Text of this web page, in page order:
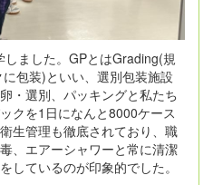
ました。GPとはGrading(規
包装)といい、選別包装施設
・選別、パッキングと私たち
クを1日になんと8000ケース
生管理も徹底されており、職
、エアーシャワーと常に清潔
しているのが印象的でした。